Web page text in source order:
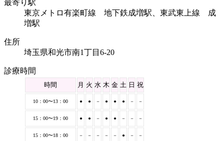
最寄り駅
東京メトロ有楽町線 地下鉄成増駅、東武東上線 成
増駅
住所
埼玉県和光市南1丁目6-20
診療時間
時間 月 火 水 木 金 土 日 祝
10：00〜13：00 ● ● － ● ● ● － －
15：00〜19：00 ● ● － ● ● － － －
15：00〜18：00 － － － － － ● － －